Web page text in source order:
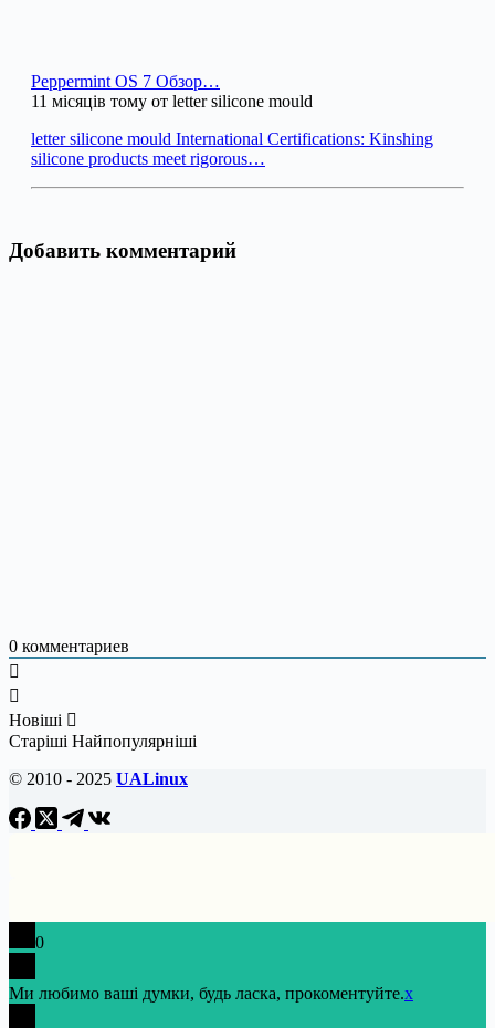
Peppermint OS 7 Обзор…
11 місяців тому от letter silicone mould
letter silicone mould International Certifications: Kinshing
silicone products meet rigorous…
Добавить комментарий
0 комментариев
Новіші
Старіші Найпопулярніші
© 2010 - 2025 UALinux
0
Ми любимо ваші думки, будь ласка, прокоментуйте.x